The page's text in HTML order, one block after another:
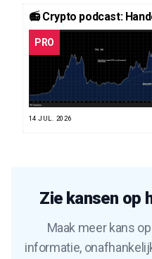
📻 Crypto podcast:
PRO
14 JUL. 2026
Zie kansen op
Maak meer kans
informatie,